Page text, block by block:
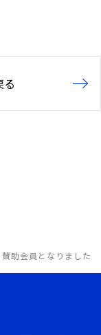
る
助会員となりました